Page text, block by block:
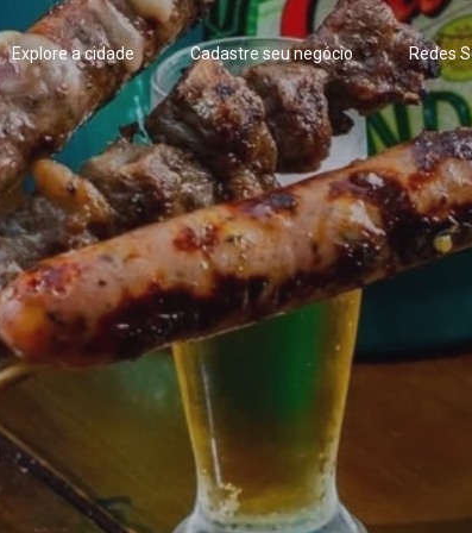
Explore a cidade Cadastre seu negócio Redes